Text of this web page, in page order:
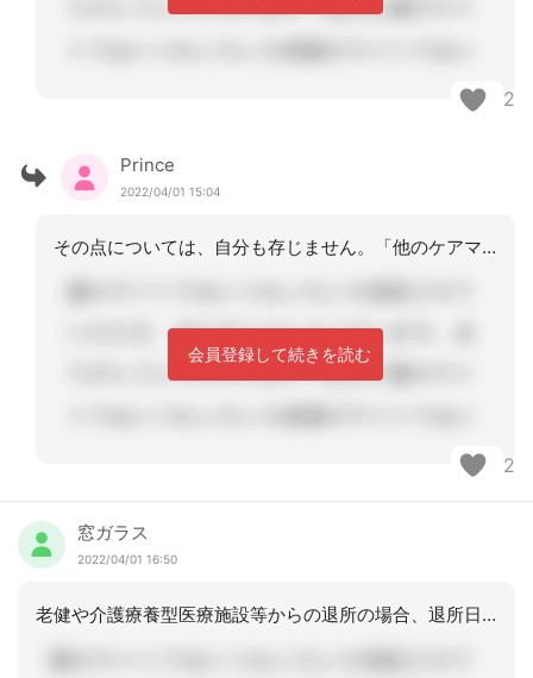
2
Prince
2022/04/01 15:04
その点については、自分も存じません。「他のケアマネの見解」って、変な理由ですね…
会員登録して続きを読む
2
窓ガラス
2022/04/01 16:50
老健や介護療養型医療施設等からの退所の場合、退所日に通所介護等を機械的にケアプラ